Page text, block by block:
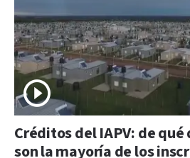
Créditos del IAPV: de
son la mayoría de los